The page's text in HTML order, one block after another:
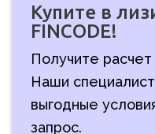
Купите в
FINCODE!
Получите
Наши
выгодные
запрос.